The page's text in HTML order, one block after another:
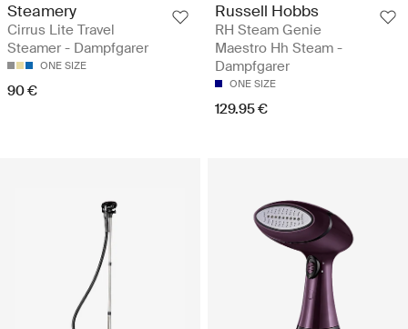
Steamery
Cirrus Lite Travel
Steamer - Dampfgarer
ONE SIZE
90 €
Russell Hobbs
RH Steam Genie
Maestro Hh Steam -
Dampfgarer
ONE SIZE
129.95 €